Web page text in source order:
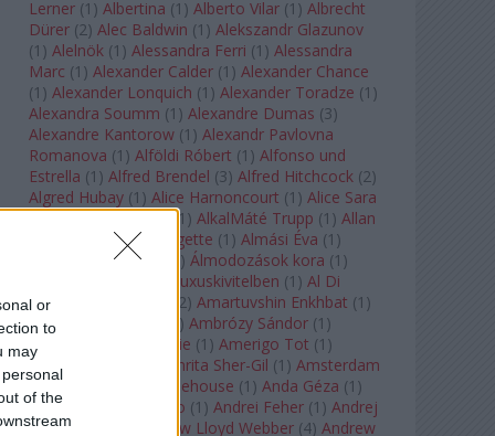
or
to
may
of the
Lerner (1 ) Albertina (1 ) Alberto Vilar (1 ) Albrecht
Dürer (2) Alec Baldwin (1 ) Alekszandr Glazunov
(1 ) Alelnök (1 ) Alessandra Ferri (1 ) Alessandra
Marc (1 ) Alexander Calder (1 ) Alexander Chance
(1 ) Alexander Lonquich (1 ) Alexander Toradze (1 )
Alexandra Soumm (1 ) Alexandre Dumas (3)
Alexandre Kantorow (1 ) Alexandr Pavlovna
Romanova (1 ) Alföldi Róbert (1 ) Alfonso und
Estrella (1 ) Alfred Brendel (3) Alfred Hitchcock (2)
Algred Hubay (1 ) Alice Harnoncourt (1 ) Alice Sara
Ott (1) Alice Springs (1 ) AlkalMáté Trupp (1 ) Allan
Allen Midgette (1 ) Almási Éva (1 )
Almásy László Ede
) Álmodozások kora (1 )
Álom luxuskivitelben (1 ) Al Di
Meola
2) Amartuvshin Enkhbat (1 )
Ambroise Thomas
) Ambrózy Sándor (1 )
Ambrus Kyri
Amélie (1 ) Amerigo Tot (1 )
Amikor Galéria
Amrita Sher-Gil (1 ) Amsterdam
Baroque
Amy Winehouse (1 ) Anda Géza (1 )
Andrea del Verrocchio (1 ) Andrei Feher (1 ) Andrej
Tarkovszkij
Andrew Lloyd Webber (4) Andrew